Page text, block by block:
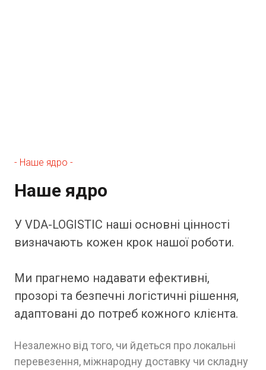
- Наше ядро -
Наше ядро
У VDA-LOGISTIC наші основні цінності
визначають кожен крок нашої роботи.
Ми прагнемо надавати ефективні,
прозорі та безпечні логістичні рішення,
адаптовані до потреб кожного клієнта.
Незалежно від того, чи йдеться про локальні
перевезення, міжнародну доставку чи складну